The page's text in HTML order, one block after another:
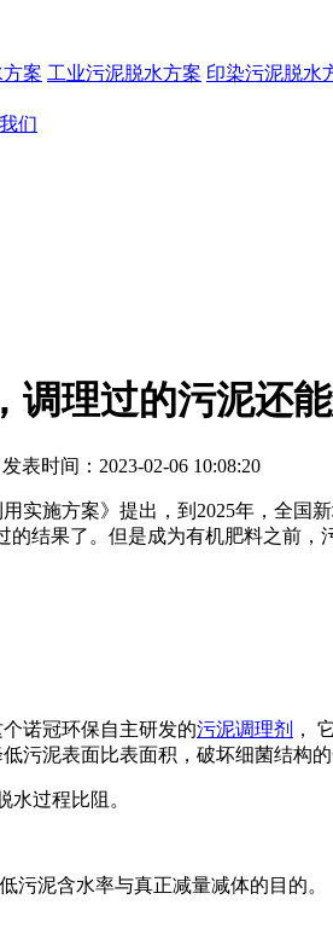
案 工业污泥脱水方案 印染污泥脱水
们
理过的污泥还能
发表时间：2023-02-06 10:08:20
施方案》提出，到2025年，全国
结果了。但是成为有机肥料之前
诺冠环保自主研发的污泥调理剂
，
污泥表面比表面积，破坏细菌结构的
过程比阻。
污泥含水率与真正减量减体的目的。